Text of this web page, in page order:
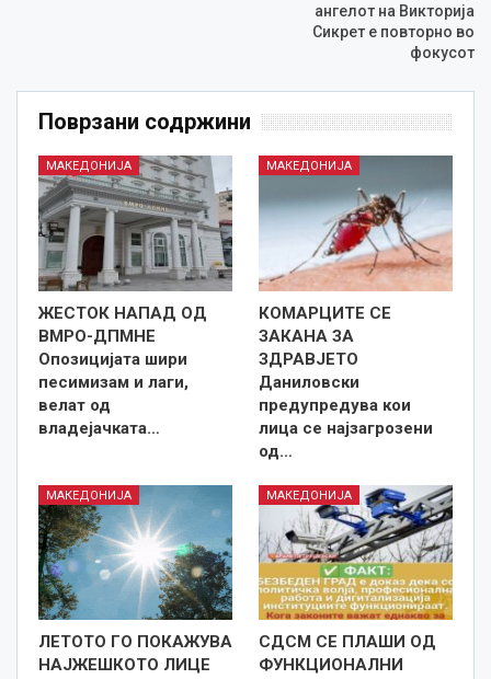
ангелот на Викторија
Сикрет е повторно во
фокусот
Поврзани содржини
МАКЕДОНИЈА
ЖЕСТОК НАПАД ОД
ВМРО-ДПМНЕ
Опозицијата шири
песимизам и лаги,
велат од
владејачката…
МАКЕДОНИЈА
КОМАРЦИТЕ СЕ
ЗАКАНА ЗА
ЗДРАВЈЕТО
Даниловски
предупредува кои
лица се најзагрозени
од…
МАКЕДОНИЈА
ЛЕТОТО ГО ПОКАЖУВА
НАЈЖЕШКОТО ЛИЦE
МАКЕДОНИЈА
СДСМ СЕ ПЛАШИ ОД
ФУНКЦИОНАЛНИ